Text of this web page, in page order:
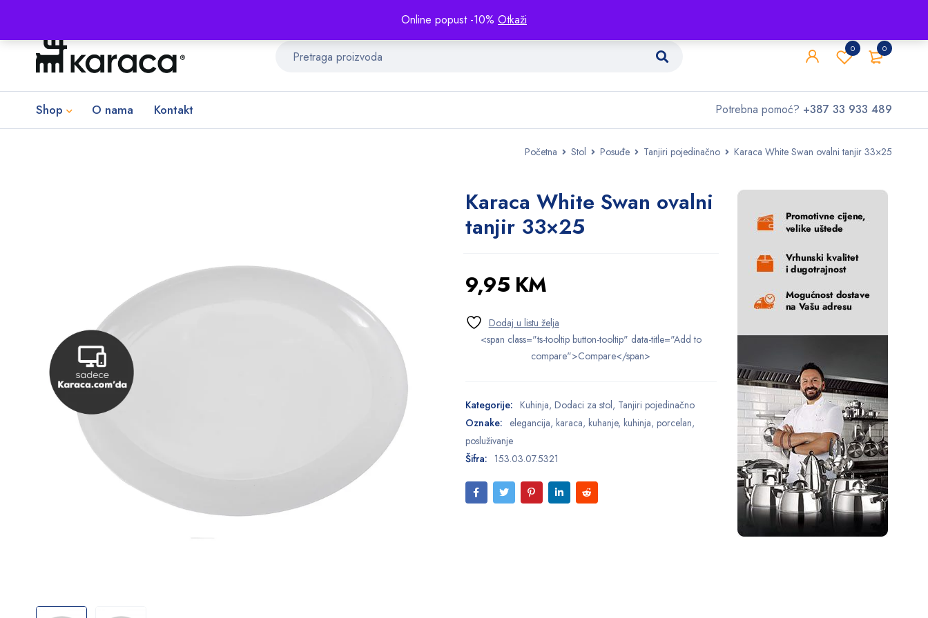
Online popust -10% Otkaži
0
0
Shop O nama Kontakt Potrebna pomoć? +387 33 933 489
Početna Stol Posuđe Tanjiri pojedinačno Karaca White Swan ovalni tanjir 33×25
Karaca White Swan ovalni
tanjir 33×25
9,95 KM
<span class="ts-tooltip button-tooltip" data-title="Add to
compare">Compare</span>
Kategorije: Kuhinja, Dodaci za stol, Tanjiri pojedinačno
Oznake: elegancija, karaca, kuhanje, kuhinja, porcelan,
posluživanje
Šifra: 153.03.07.5321